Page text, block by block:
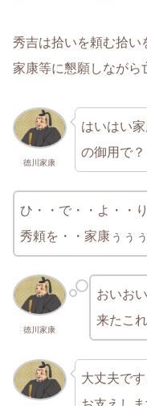
秀吉は拾いを頼む拾い
家康等に懇願しながら
徳川家康
はいはい
の御用で？
ひ・・で・・よ・・
秀頼を・・家康ぅぅ
徳川家康
おいお
来たこ
大丈夫で